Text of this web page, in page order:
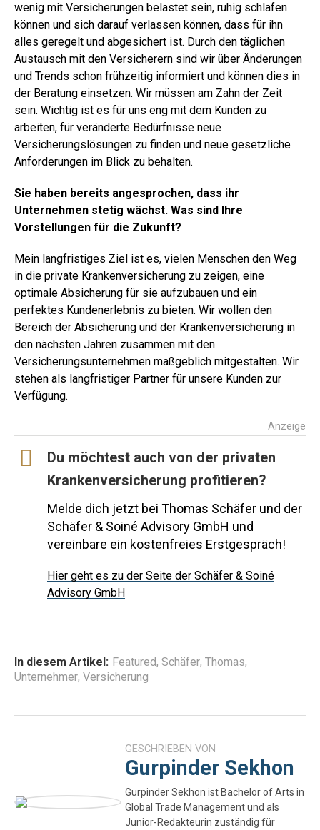
wenig mit Versicherungen belastet sein, ruhig schlafen
können und sich darauf verlassen können, dass für ihn
alles geregelt und abgesichert ist. Durch den täglichen
Austausch mit den Versicherern sind wir über Änderungen
und Trends schon frühzeitig informiert und können dies in
der Beratung einsetzen. Wir müssen am Zahn der Zeit
sein. Wichtig ist es für uns eng mit dem Kunden zu
arbeiten, für veränderte Bedürfnisse neue
Versicherungslösungen zu finden und neue gesetzliche
Anforderungen im Blick zu behalten.
Sie haben bereits angesprochen, dass ihr
Unternehmen stetig wächst. Was sind Ihre
Vorstellungen für die Zukunft?
Mein langfristiges Ziel ist es, vielen Menschen den Weg
in die private Krankenversicherung zu zeigen, eine
optimale Absicherung für sie aufzubauen und ein
perfektes Kundenerlebnis zu bieten. Wir wollen den
Bereich der Absicherung und der Krankenversicherung in
den nächsten Jahren zusammen mit den
Versicherungsunternehmen maßgeblich mitgestalten. Wir
stehen als langfristiger Partner für unsere Kunden zur
Verfügung.
Anzeige
Du möchtest auch von der privaten
Krankenversicherung profitieren?
Melde dich jetzt bei Thomas Schäfer und der
Schäfer & Soiné Advisory GmbH und
vereinbare ein kostenfreies Erstgespräch!
Hier geht es zu der Seite der Schäfer & Soiné
Advisory GmbH
In diesem Artikel: Featured, Schäfer, Thomas,
Unternehmer, Versicherung
GESCHRIEBEN VON
Gurpinder Sekhon
Gurpinder Sekhon ist Bachelor of Arts in
Global Trade Management und als
Junior-Redakteurin zuständig für